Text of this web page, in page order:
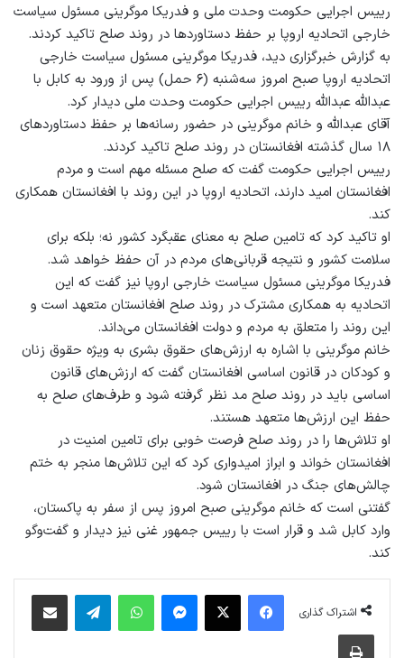
رییس اجرایی حکومت وحدت ملی و فدریکا موگرینی مسئول سیاست
خارجی اتحادیه اروپا بر حفظ دستاوردها در روند صلح تاکید کردند.
به گزارش خبرگزاری دید، فدریکا موگرینی مسئول سیاست خارجی
اتحادیه اروپا صبح امروز سه‌شنبه (۶ حمل) پس از ورود به کابل با
عبدالله عبدالله رییس اجرایی حکومت وحدت ملی دیدار کرد.
آقای عبدالله و خانم موگرینی در حضور رسانه‌ها بر حفظ دستاوردهای
۱۸ سال گذشته افغانستان در روند صلح تاکید کردند.
رییس اجرایی حکومت گفت که صلح مسئله مهم است و مردم
افغانستان امید دارند، اتحادیه اروپا در این روند با افغانستان همکاری
کند.
او تاکید کرد که تامین صلح به معنای عقبگرد کشور نه؛ بلکه برای
سلامت کشور و نتیجه قربانی‌های مردم در آن حفظ خواهد شد.
فدریکا موگرینی مسئول سیاست خارجی اروپا نیز گفت که این
اتحادیه به همکاری مشترک در روند صلح افغانستان متعهد است و
این روند را متعلق به مردم و دولت افغانستان می‌داند.
خانم موگرینی با اشاره به ارزش‌های حقوق بشری به ویژه حقوق زنان
و کودکان در قانون اساسی افغانستان گفت که ارزش‌های قانون
اساسی باید در روند صلح مد نظر گرفته شود و طرف‌های صلح به
حفظ این ارزش‌ها متعهد هستند.
او تلاش‌ها را در روند صلح فرصت خوبی برای تامین امنیت در
افغانستان خواند و ابراز امیدواری کرد که این تلاش‌ها منجر به ختم
چالش‌های جنگ در افغانستان شود.
گفتنی است که خانم موگرینی صبح امروز پس از سفر به پاکستان،
وارد کابل شد و قرار است با رییس جمهور غنی نیز دیدار و گفت‌وگو
کند.
اشتراک گذاری
فیس بوک X پیام رسان واتس آپ تلگرام اشتراک گذاری از طریق ایمیل
چاپ